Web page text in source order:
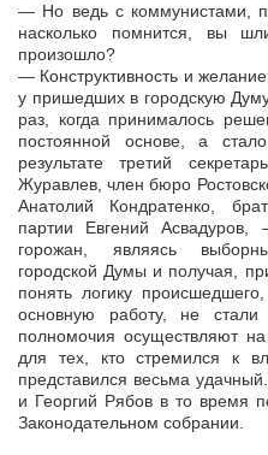
— Но ведь с коммунистами,
насколько помнится, вы
произошло?
— Конструктивность и
у пришедших в городскую
раз, когда принималось
постоянной основе, а
результате третий
Журавлев, член бюро
Анатолий Кондратенко,
партии Евгений Асвадуров,
горожан, являясь
городской Думы и получая,
понять логику
основную работу, не стали
полномочия осуществляют
для тех, кто стремился к
представился весьма
и Георгий Рябов в то время
Законодательном собрании.